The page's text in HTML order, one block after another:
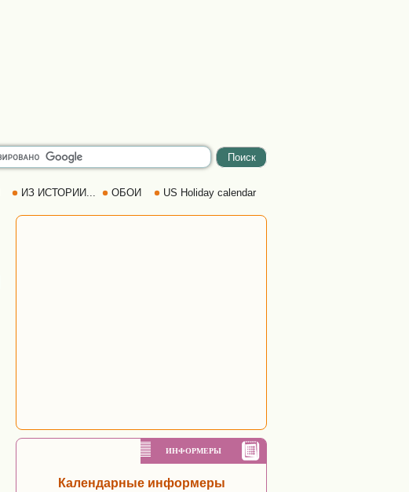
ИЗ ИСТОРИИ... ОБОИ US Holiday calendar
ИНФОРМЕРЫ
Календарные информеры